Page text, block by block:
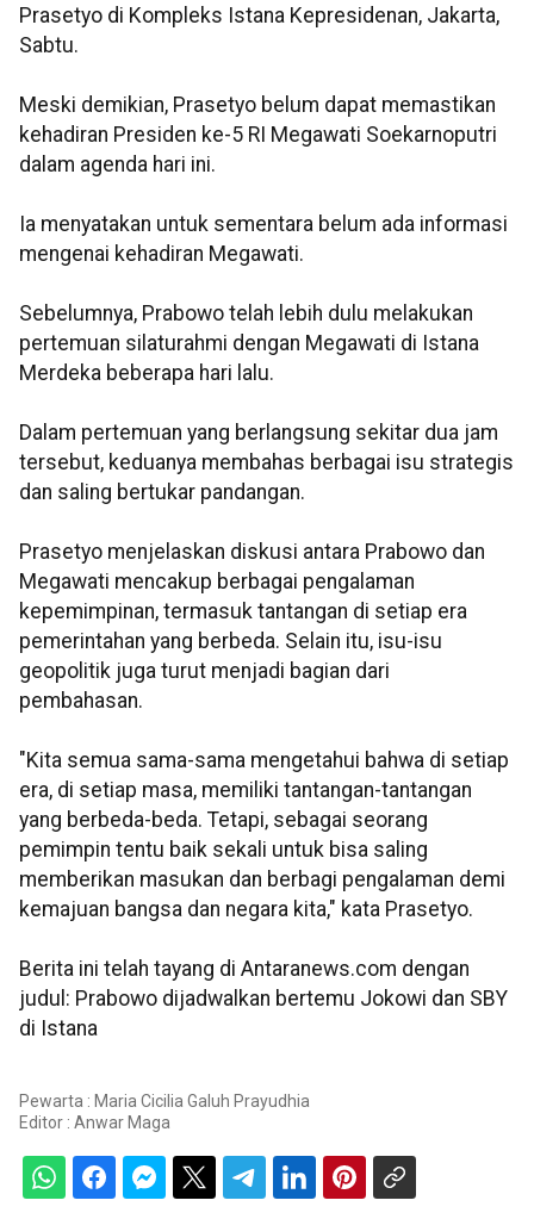
Prasetyo di Kompleks Istana Kepresidenan, Jakarta,
Sabtu.
Meski demikian, Prasetyo belum dapat memastikan
kehadiran Presiden ke-5 RI Megawati Soekarnoputri
dalam agenda hari ini.
Ia menyatakan untuk sementara belum ada informasi
mengenai kehadiran Megawati.
Sebelumnya, Prabowo telah lebih dulu melakukan
pertemuan silaturahmi dengan Megawati di Istana
Merdeka beberapa hari lalu.
Dalam pertemuan yang berlangsung sekitar dua jam
tersebut, keduanya membahas berbagai isu strategis
dan saling bertukar pandangan.
Prasetyo menjelaskan diskusi antara Prabowo dan
Megawati mencakup berbagai pengalaman
kepemimpinan, termasuk tantangan di setiap era
pemerintahan yang berbeda. Selain itu, isu-isu
geopolitik juga turut menjadi bagian dari
pembahasan.
"Kita semua sama-sama mengetahui bahwa di setiap
era, di setiap masa, memiliki tantangan-tantangan
yang berbeda-beda. Tetapi, sebagai seorang
pemimpin tentu baik sekali untuk bisa saling
memberikan masukan dan berbagi pengalaman demi
kemajuan bangsa dan negara kita," kata Prasetyo.
Berita ini telah tayang di Antaranews.com dengan
judul: Prabowo dijadwalkan bertemu Jokowi dan SBY
di Istana
Pewarta : Maria Cicilia Galuh Prayudhia
Editor : Anwar Maga